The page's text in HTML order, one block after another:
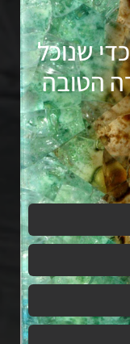
שנוכל
הטובה